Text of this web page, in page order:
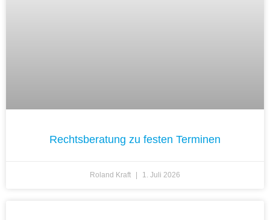
Rechtsberatung zu festen Terminen
Roland Kraft 1. Juli 2026